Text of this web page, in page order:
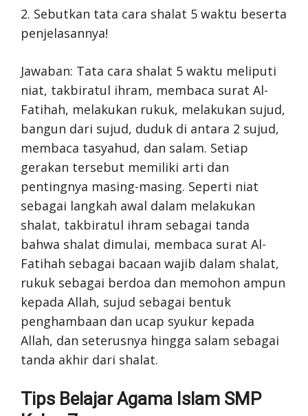
2. Sebutkan tata cara shalat 5 waktu beserta
penjelasannya!
Jawaban: Tata cara shalat 5 waktu meliputi
niat, takbiratul ihram, membaca surat Al-
Fatihah, melakukan rukuk, melakukan sujud,
bangun dari sujud, duduk di antara 2 sujud,
membaca tasyahud, dan salam. Setiap
gerakan tersebut memiliki arti dan
pentingnya masing-masing. Seperti niat
sebagai langkah awal dalam melakukan
shalat, takbiratul ihram sebagai tanda
bahwa shalat dimulai, membaca surat Al-
Fatihah sebagai bacaan wajib dalam shalat,
rukuk sebagai berdoa dan memohon ampun
kepada Allah, sujud sebagai bentuk
penghambaan dan ucap syukur kepada
Allah, dan seterusnya hingga salam sebagai
tanda akhir dari shalat.
Tips Belajar Agama Islam SMP